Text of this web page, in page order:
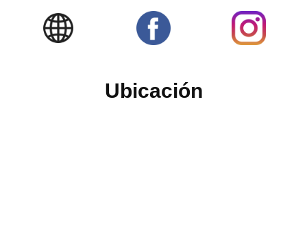
Ubicación